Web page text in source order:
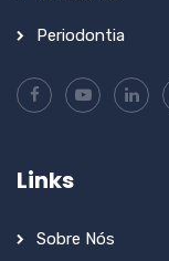
Periodontia
Links
Sobre Nós